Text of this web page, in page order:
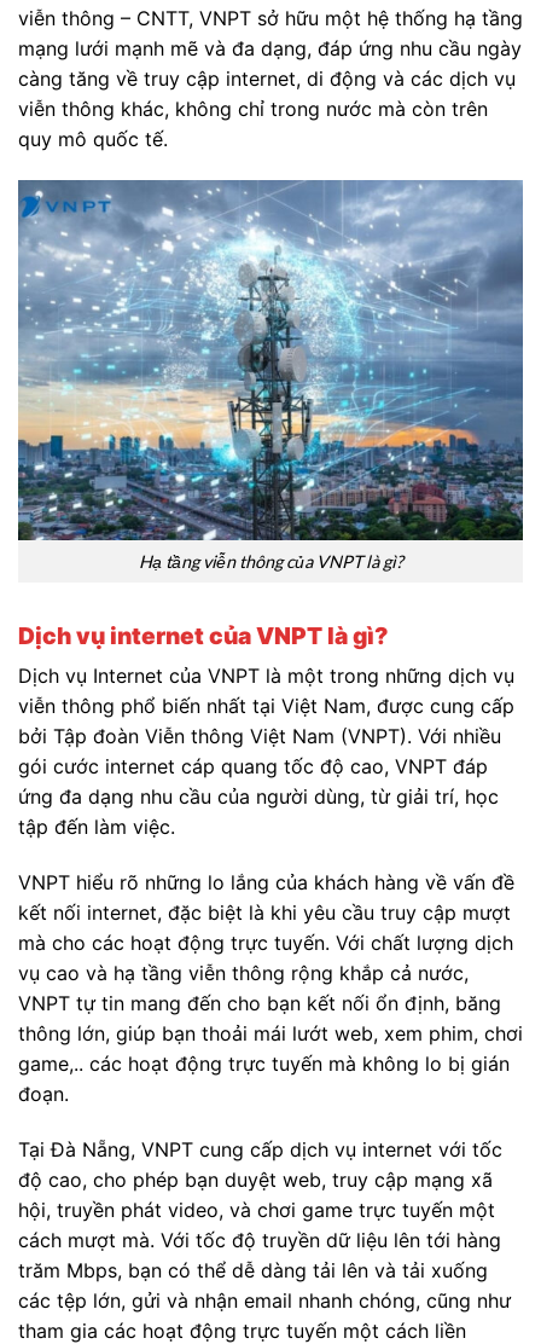
viễn thông – CNTT, VNPT sở hữu một hệ thống hạ tầng
mạng lưới mạnh mẽ và đa dạng, đáp ứng nhu cầu ngày
càng tăng về truy cập internet, di động và các dịch vụ
viễn thông khác, không chỉ trong nước mà còn trên
quy mô quốc tế.
Hạ tầng viễn thông của VNPT là gì?
Dịch vụ internet của VNPT là gì?
Dịch vụ Internet của VNPT là một trong những dịch vụ
viễn thông phổ biến nhất tại Việt Nam, được cung cấp
bởi Tập đoàn Viễn thông Việt Nam (VNPT). Với nhiều
gói cước internet cáp quang tốc độ cao, VNPT đáp
ứng đa dạng nhu cầu của người dùng, từ giải trí, học
tập đến làm việc.
VNPT hiểu rõ những lo lắng của khách hàng về vấn đề
kết nối internet, đặc biệt là khi yêu cầu truy cập mượt
mà cho các hoạt động trực tuyến. Với chất lượng dịch
vụ cao và hạ tầng viễn thông rộng khắp cả nước,
VNPT tự tin mang đến cho bạn kết nối ổn định, băng
thông lớn, giúp bạn thoải mái lướt web, xem phim, chơi
game,.. các hoạt động trực tuyến mà không lo bị gián
đoạn.
Tại Đà Nẵng, VNPT cung cấp dịch vụ internet với tốc
độ cao, cho phép bạn duyệt web, truy cập mạng xã
hội, truyền phát video, và chơi game trực tuyến một
cách mượt mà. Với tốc độ truyền dữ liệu lên tới hàng
trăm Mbps, bạn có thể dễ dàng tải lên và tải xuống
các tệp lớn, gửi và nhận email nhanh chóng, cũng như
tham gia các hoạt động trực tuyến một cách liền